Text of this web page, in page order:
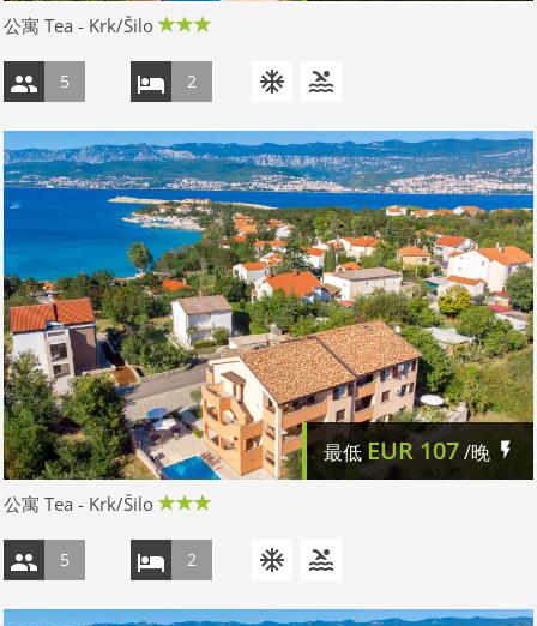
公寓 Tea - Krk/Šilo
5 2
最低EUR107/晚
公寓 Tea - Krk/Šilo
5 2